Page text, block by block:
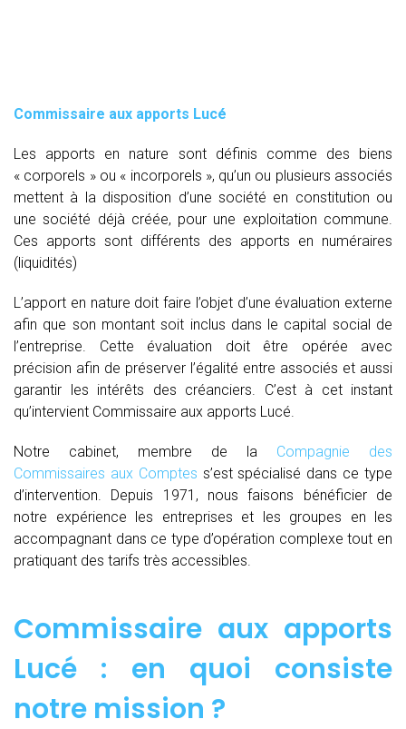
Commissaire aux apports Lucé
Les apports en nature sont définis comme des biens
« corporels » ou « incorporels », qu’un ou plusieurs associés
mettent à la disposition d’une société en constitution ou
une société déjà créée, pour une exploitation commune.
Ces apports sont différents des apports en numéraires
(liquidités)
L’apport en nature doit faire l’objet d’une évaluation externe
afin que son montant soit inclus dans le capital social de
l’entreprise. Cette évaluation doit être opérée avec
précision afin de préserver l’égalité entre associés et aussi
garantir les intérêts des créanciers. C’est à cet instant
qu’intervient Commissaire aux apports Lucé.
Notre cabinet, membre de la Compagnie des
Commissaires aux Comptes s’est spécialisé dans ce type
d’intervention. Depuis 1971, nous faisons bénéficier de
notre expérience les entreprises et les groupes en les
accompagnant dans ce type d’opération complexe tout en
pratiquant des tarifs très accessibles.
Commissaire aux apports
Lucé : en quoi consiste
notre mission ?